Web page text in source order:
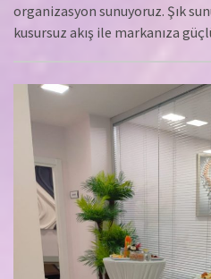
organizasyon sunuyoruz. Şık
kusursuz akış ile markanıza